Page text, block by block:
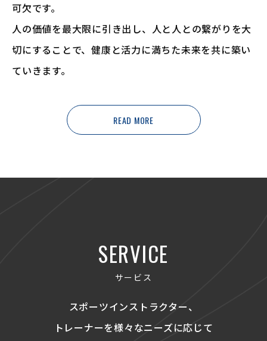
可欠です。
人の価値を最大限に引き出し、人と人との繋がりを大
切にすることで、 健康と活力に満ちた未来を共に築い
ていきます。
READ MORE
SERVICE
サービス
スポーツインストラクター、
トレーナーを様々なニーズに応じて